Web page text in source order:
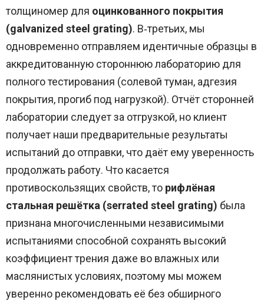
толщиномер для оцинкованного покрытия
(galvanized steel grating). В‑третьих, мы
одновременно отправляем идентичные образцы в
аккредитованную стороннюю лабораторию для
полного тестирования (солевой туман, адгезия
покрытия, прогиб под нагрузкой). Отчёт сторонней
лаборатории следует за отгрузкой, но клиент
получает наши предварительные результаты
испытаний до отправки, что даёт ему уверенность
продолжать работу. Что касается
противоскользящих свойств, то рифлёная
стальная решётка (serrated steel grating) была
признана многочисленными независимыми
испытаниями способной сохранять высокий
коэффициент трения даже во влажных или
маслянистых условиях, поэтому мы можем
уверенно рекомендовать её без обширного